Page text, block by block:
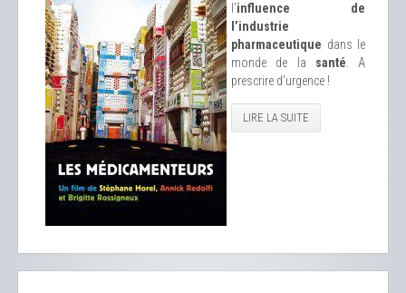
l’influence de
l’industrie
pharmaceutique dans le
monde de la santé . A
prescrire d'urgence !
LIRE LA SUITE